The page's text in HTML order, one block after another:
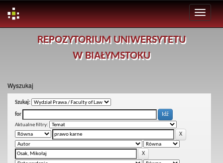
REPOZYTORIUM UNIWERSYTETU
W BIAŁYMSTOKU
Wyszukaj
Szukaj:
for
Aktualne filtry: